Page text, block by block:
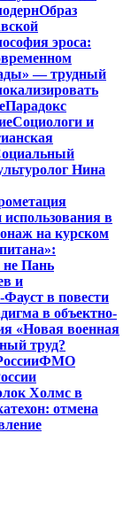
Образ
эроса:
— трудный
Парадокс
Социологи и
Нина
использования в
на курском
не Пань
и
Фауст в повести
в объектно-
«Новая военная
труд?
ФМО
Холмс в
отмена